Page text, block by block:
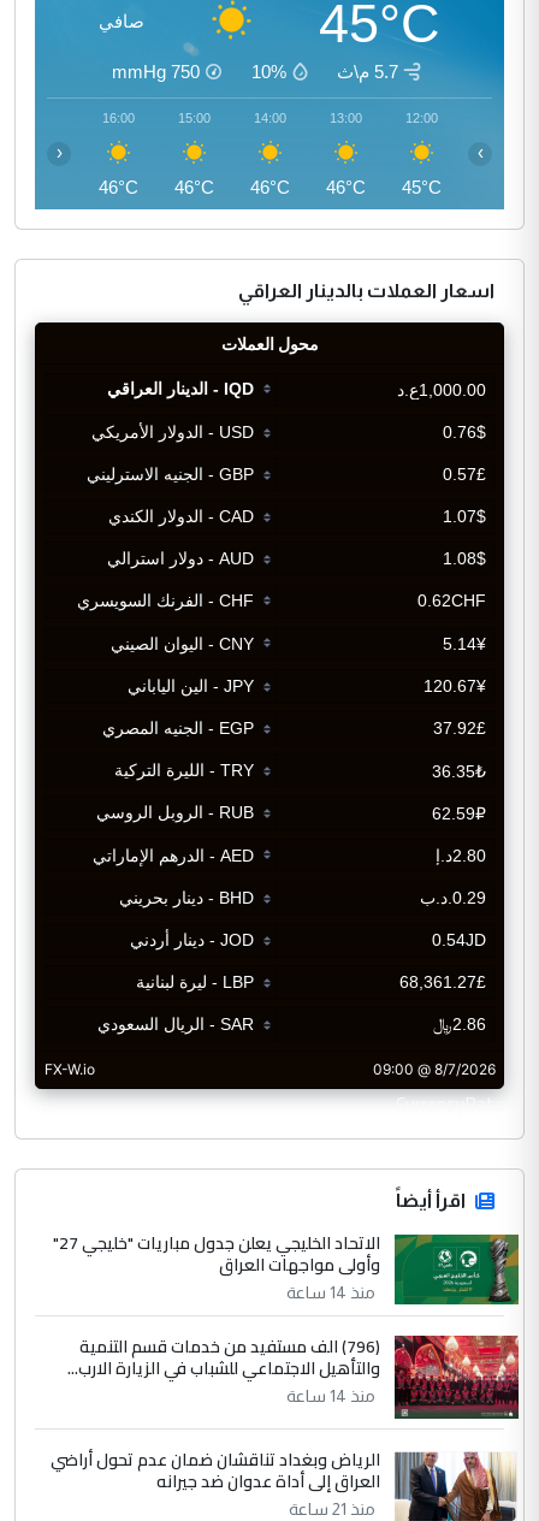
45°C صافي
5.7 م\ث 10%
750
mmHg
12:00
45°C
13:00
46°C
14:00
46°C
15:00
46°C
16:00
46°C
‹ ›
اسعار العملات بالدينار العراقي
CurrencyRate
اقرأ أيضاً
الاتحاد الخليجي يعلن جدول مباريات "خليجي 27"
وأولى مواجهات العراق
منذ 14 ساعة
(796) الف مستفيد من خدمات قسم التنمية
والتأهيل الاجتماعي للشباب في الزيارة الارب...
منذ 14 ساعة
الرياض وبغداد تناقشان ضمان عدم تحول أراضي
العراق إلى أداة عدوان ضد جيرانه
منذ 21 ساعة